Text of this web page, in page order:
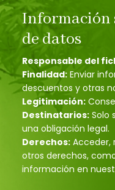
Información
de datos
Responsable del
Finalidad: Enviar
descuentos y otras
Legitimación:
Destinatarios: Solo
una obligación legal.
Derechos: Acceder,
otros derechos,
información en